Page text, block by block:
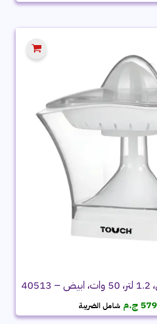
1,999 ج.م.
1,329 ج.م.
السعر
الأصلي
579 ج.م السعر
الحالي
شامل الضريبة